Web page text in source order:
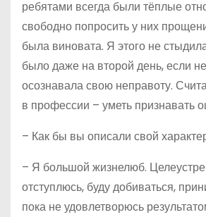
ребятами всегда были тёплые
свободно попросить у них
была виновата. Я этого не
было даже на второй день, если
осознавала свою неправоту.
в профессии – уметь признавать
– Как бы вы описали свой
– Я большой жизнелюб.
отступлюсь, буду добиваться,
пока не удовлетворюсь